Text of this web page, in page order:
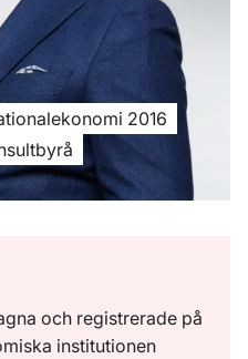
2016
och registrerade på
institutionen